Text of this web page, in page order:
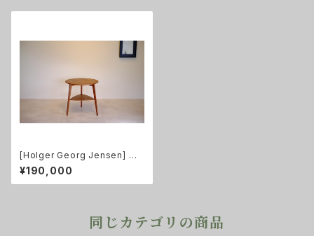
[Holger Georg Jensen] コ
ーヒーテーブル 小 チーク
¥190,000
同じカテゴリの商品